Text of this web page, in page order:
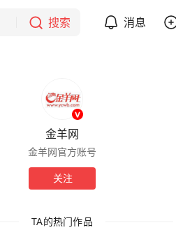
搜索 消息
金羊网
金羊网官方账号
关注
TA的热门作品